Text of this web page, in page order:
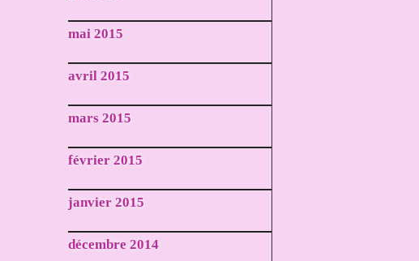
mai 2015
avril 2015
mars 2015
février 2015
janvier 2015
décembre 2014